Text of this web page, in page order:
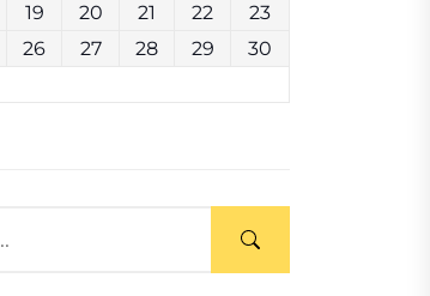
19 20 21 22
23
26 27 28 29
30